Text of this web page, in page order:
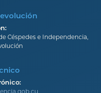
Céspedes e Independencia,